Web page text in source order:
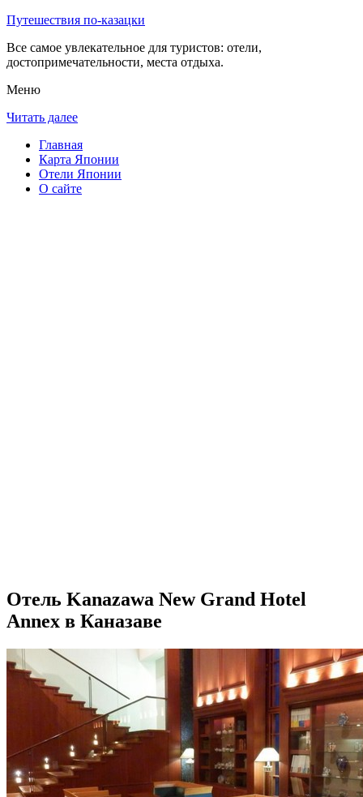
Путешествия по-казацки
Все самое увлекательное для туристов: отели,
достопримечательности, места отдыха.
Меню
Читать далее
Главная
Карта Японии
Отели Японии
О сайте
Отель Kanazawa New Grand Hotel
Annex в Каназаве